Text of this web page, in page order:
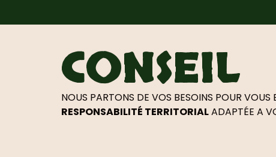
CONSEIL
NOUS PARTONS DE VOS BESOINS POUR VOUS
RESPONSABILITÉ TERRITORIALADAPTÉE A